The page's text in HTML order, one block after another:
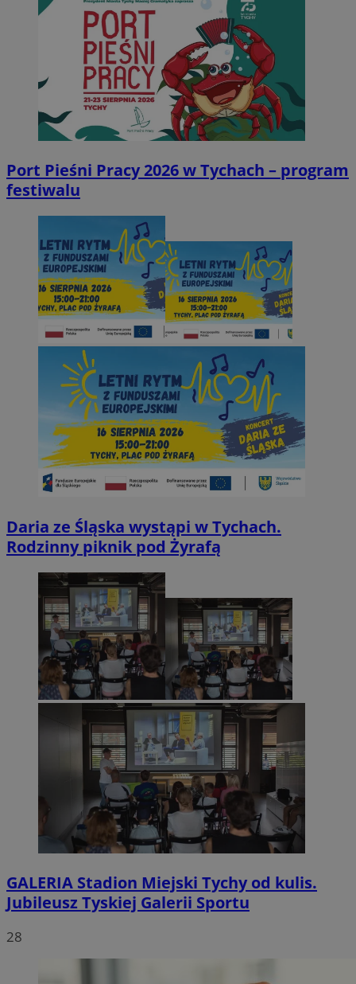
Port Pieśni Pracy 2026 w Tychach – program
festiwalu
Daria ze Śląska wystąpi w Tychach.
Rodzinny piknik pod Żyrafą
GALERIA Stadion Miejski Tychy od kulis.
Jubileusz Tyskiej Galerii Sportu
28